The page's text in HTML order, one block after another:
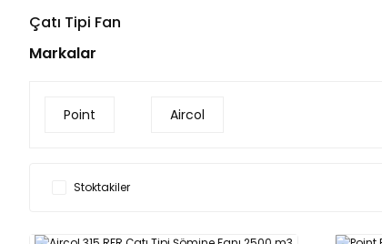
Çatı Tipi Fan
Markalar
Point Aircol
Stoktakiler